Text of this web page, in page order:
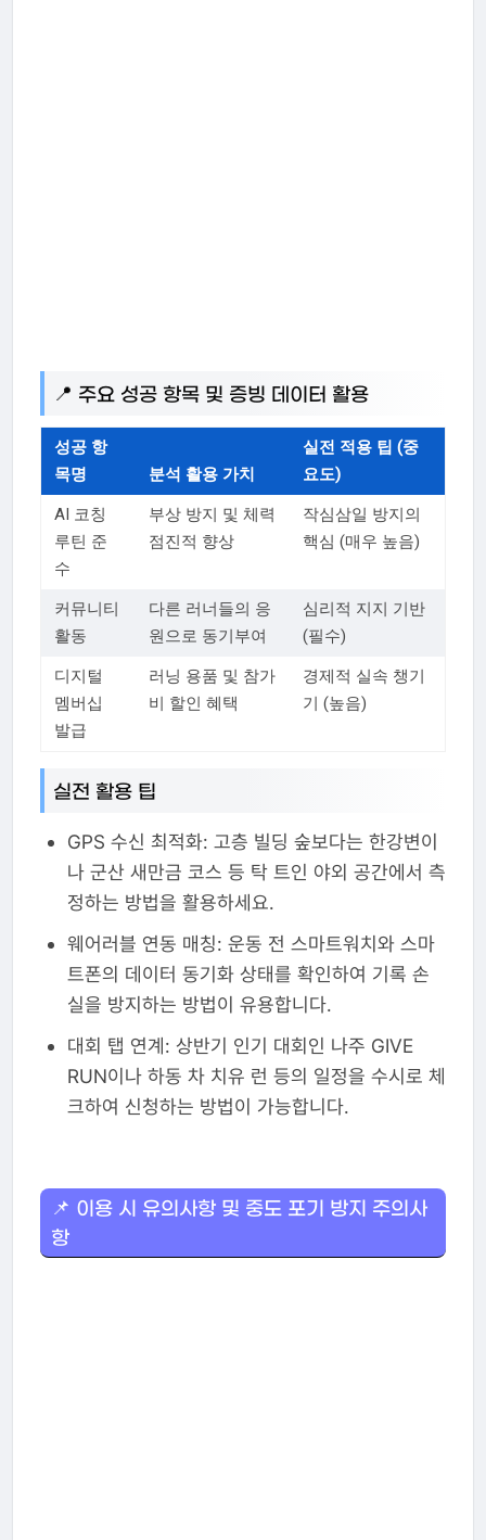
📍 주요 성공 항목 및 증빙 데이터 활용
성공 항
목명
분석 활용 가치
실전 적용 팁 (중
요도)
AI 코칭
루틴 준
수
부상 방지 및 체력
점진적 향상
작심삼일 방지의
핵심 (매우 높음)
커뮤니티
활동
다른 러너들의 응
원으로 동기부여
심리적 지지 기반
(필수)
디지털
멤버십
발급
러닝 용품 및 참가
비 할인 혜택
경제적 실속 챙기
기 (높음)
실전 활용 팁
GPS 수신 최적화: 고층 빌딩 숲보다는 한강변이
나 군산 새만금 코스 등 탁 트인 야외 공간에서 측
정하는 방법을 활용하세요.
웨어러블 연동 매칭: 운동 전 스마트워치와 스마
트폰의 데이터 동기화 상태를 확인하여 기록 손
실을 방지하는 방법이 유용합니다.
대회 탭 연계: 상반기 인기 대회인 나주 GIVE
RUN이나 하동 차 치유 런 등의 일정을 수시로 체
크하여 신청하는 방법이 가능합니다.
📌 이용 시 유의사항 및 중도 포기 방지 주의사
항